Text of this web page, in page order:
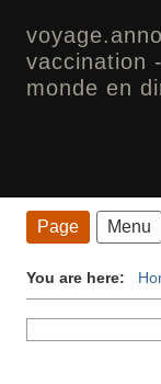
vaccination
monde en
Page Menu
You are here: